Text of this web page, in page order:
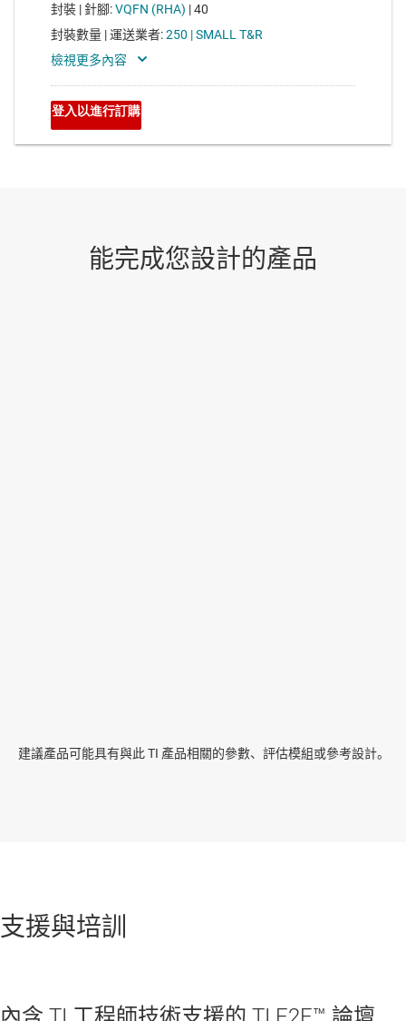
建議產品可能具有與此 TI 產品相關的參數、評估模組或參考設計。
支援與培訓